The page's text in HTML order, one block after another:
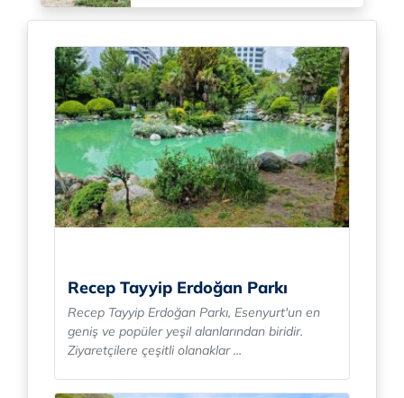
Recep Tayyip Erdoğan Parkı
Recep Tayyip Erdoğan Parkı, Esenyurt'un en
geniş ve popüler yeşil alanlarından biridir.
Ziyaretçilere çeşitli olanaklar ...